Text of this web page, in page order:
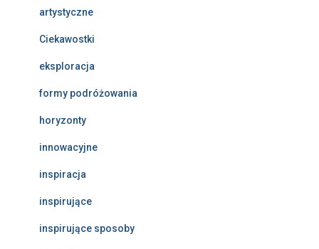
artystyczne
Ciekawostki
eksploracja
formy podróżowania
horyzonty
innowacyjne
inspiracja
inspirujące
inspirujące sposoby